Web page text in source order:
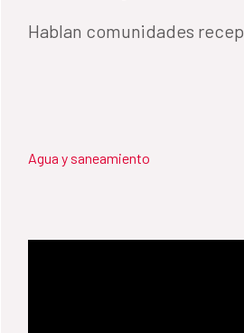
Hablan comunidades
Agua y saneamiento